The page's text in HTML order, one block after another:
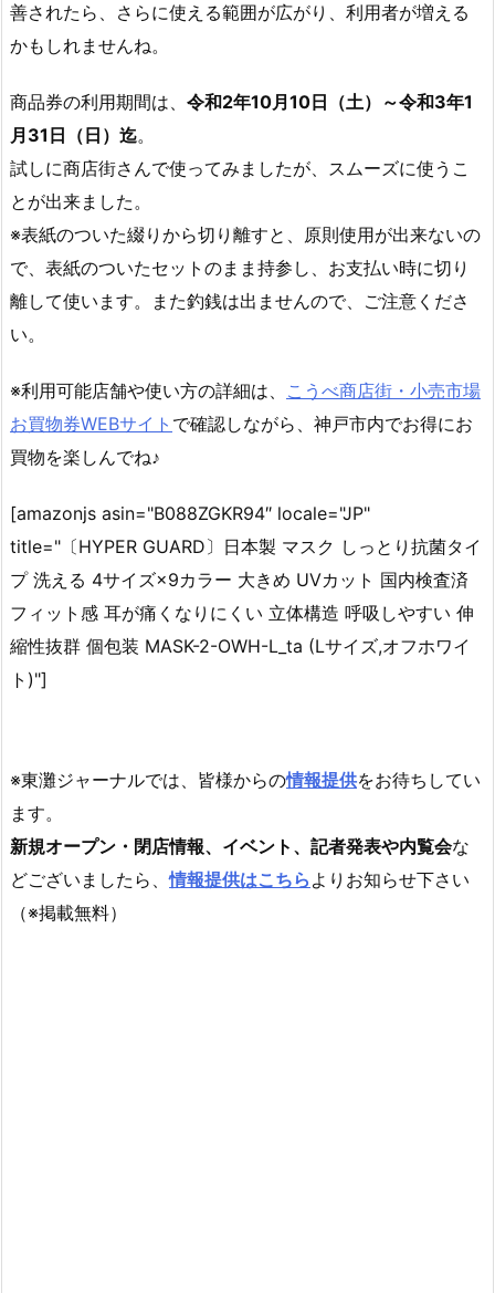
善されたら、さらに使える範囲が広がり、利用者が増える
かもしれませんね。
商品券の利用期間は、 令和2年10月10日（土）～令和3年1
月31日（日）迄。
試しに商店街さんで使ってみましたが、スムーズに使うこ
とが出来ました。
※表紙のついた綴りから切り離すと、原則使用が出来ないの
で、表紙のついたセットのまま持参し、お支払い時に切り
離して使います。また釣銭は出ませんので、ご注意くださ
い。
※利用可能店舗や使い方の詳細は、 こうべ商店街・小売市場
お買物券WEBサイト で確認しながら、神戸市内でお得にお
買物を楽しんでね♪
[amazonjs asin="B088ZGKR94″ locale="JP"
title="〔HYPER GUARD〕日本製 マスク しっとり抗菌タイ
プ 洗える 4サイズ×9カラー 大きめ UVカット 国内検査済
フィット感 耳が痛くなりにくい 立体構造 呼吸しやすい 伸
縮性抜群 個包装 MASK-2-OWH-L_ta (Lサイズ,オフホワイ
ト)"]
※東灘ジャーナルでは、皆様からの情報提供をお待ちしてい
ます。
新規オープン・閉店情報、イベント、記者発表や内覧会な
どございましたら、情報提供はこちら よりお知らせ下さい
（※掲載無料）